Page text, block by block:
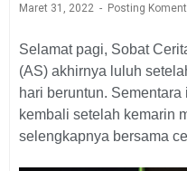
Maret 31, 2022 Posting
Selamat pagi, Sobat
(AS) akhirnya luluh
hari beruntun.
kembali setelah kemarin
selengkapnya bersama